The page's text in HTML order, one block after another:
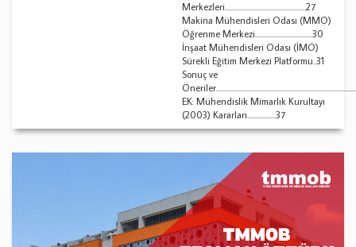
Merkezleri...................................................27
Makina Mühendisleri Odası (MMO)
Öğrenme Merkezi....................................30
İnşaat Mühendisleri Odası (İMO)
Sürekli Eğitim Merkezi Platformu..31
Sonuç ve
EK: Mühendislik Mimarlık Kurultayı
(2003) Kararları..................37